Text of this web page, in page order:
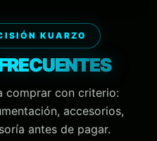
KUARZO
comprar con criterio:
accesorios,
antes de pagar.